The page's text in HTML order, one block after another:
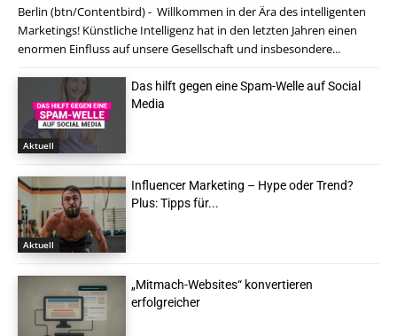
Berlin (btn/Contentbird) - Willkommen in der Ära des intelligenten
Marketings! Künstliche Intelligenz hat in den letzten Jahren einen
enormen Einfluss auf unsere Gesellschaft und insbesondere...
Aktuell
Das hilft gegen eine Spam-Welle auf Social
Media
Aktuell
Influencer Marketing – Hype oder Trend?
Plus: Tipps für...
„Mitmach-Websites“ konvertieren
erfolgreicher